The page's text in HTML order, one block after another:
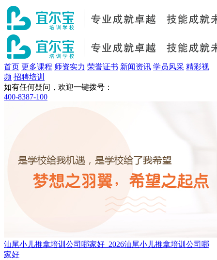
首页 更多课程 师资实力 荣誉证书 新闻资讯 学员风采 精彩视
频 招聘培训
如有任何疑问，欢迎一键拨号：
400-8387-100
汕尾小儿推拿培训公司哪家好_2026汕尾小儿推拿培训公司哪
家好